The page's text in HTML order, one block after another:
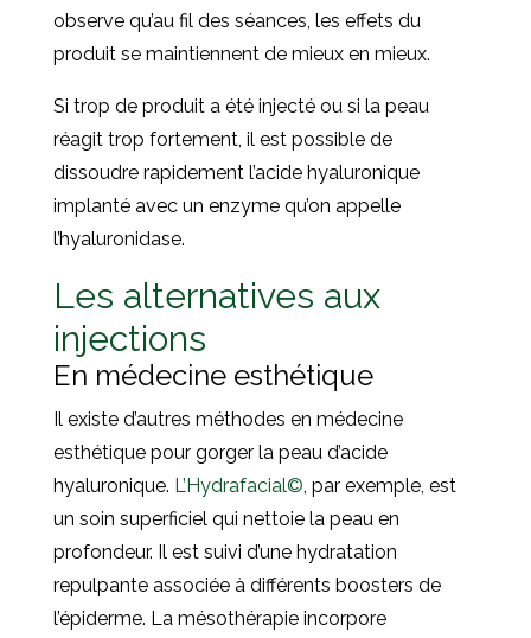
observe qu’au fil des séances, les effets du
produit se maintiennent de mieux en mieux.
Si trop de produit a été injecté ou si la peau
réagit trop fortement, il est possible de
dissoudre rapidement l’acide hyaluronique
implanté avec un enzyme qu’on appelle
l’hyaluronidase.
Les alternatives aux
injections
En médecine esthétique
Il existe d’autres méthodes en médecine
esthétique pour gorger la peau d’acide
hyaluronique. L’Hydrafacial© , par exemple, est
un soin superficiel qui nettoie la peau en
profondeur. Il est suivi d’une hydratation
repulpante associée à différents boosters de
l’épiderme. La mésothérapie incorpore